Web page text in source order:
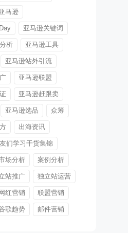
马逊
亚马逊关键词
析 亚马逊工具
亚马逊站外引流
亚马逊联盟
亚马逊赶跟卖
亚马逊选品 众筹
出海资讯
们学习干货集锦
场分析 案例分析
站推广 独立站运营
网红营销 联盟营销
歌趋势 邮件营销